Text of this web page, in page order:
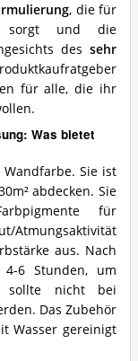
, die für
sorgt und die
des sehr
für alle, die ihr
Was bietet
Sie ist
abdecken. Sie
für
Atmungsaktivität
aus. Nach
6 Stunden, um
sollte nicht bei
Das Zubehör
Wasser gereinigt